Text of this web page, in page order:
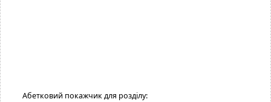
Абетковий покажчик для розділу: